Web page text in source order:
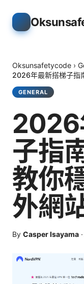
Oksunsafetycode ›
2026年最新搭梯子指
GENERAL
2026
子指
教你
外網
By Casper Isayama ·